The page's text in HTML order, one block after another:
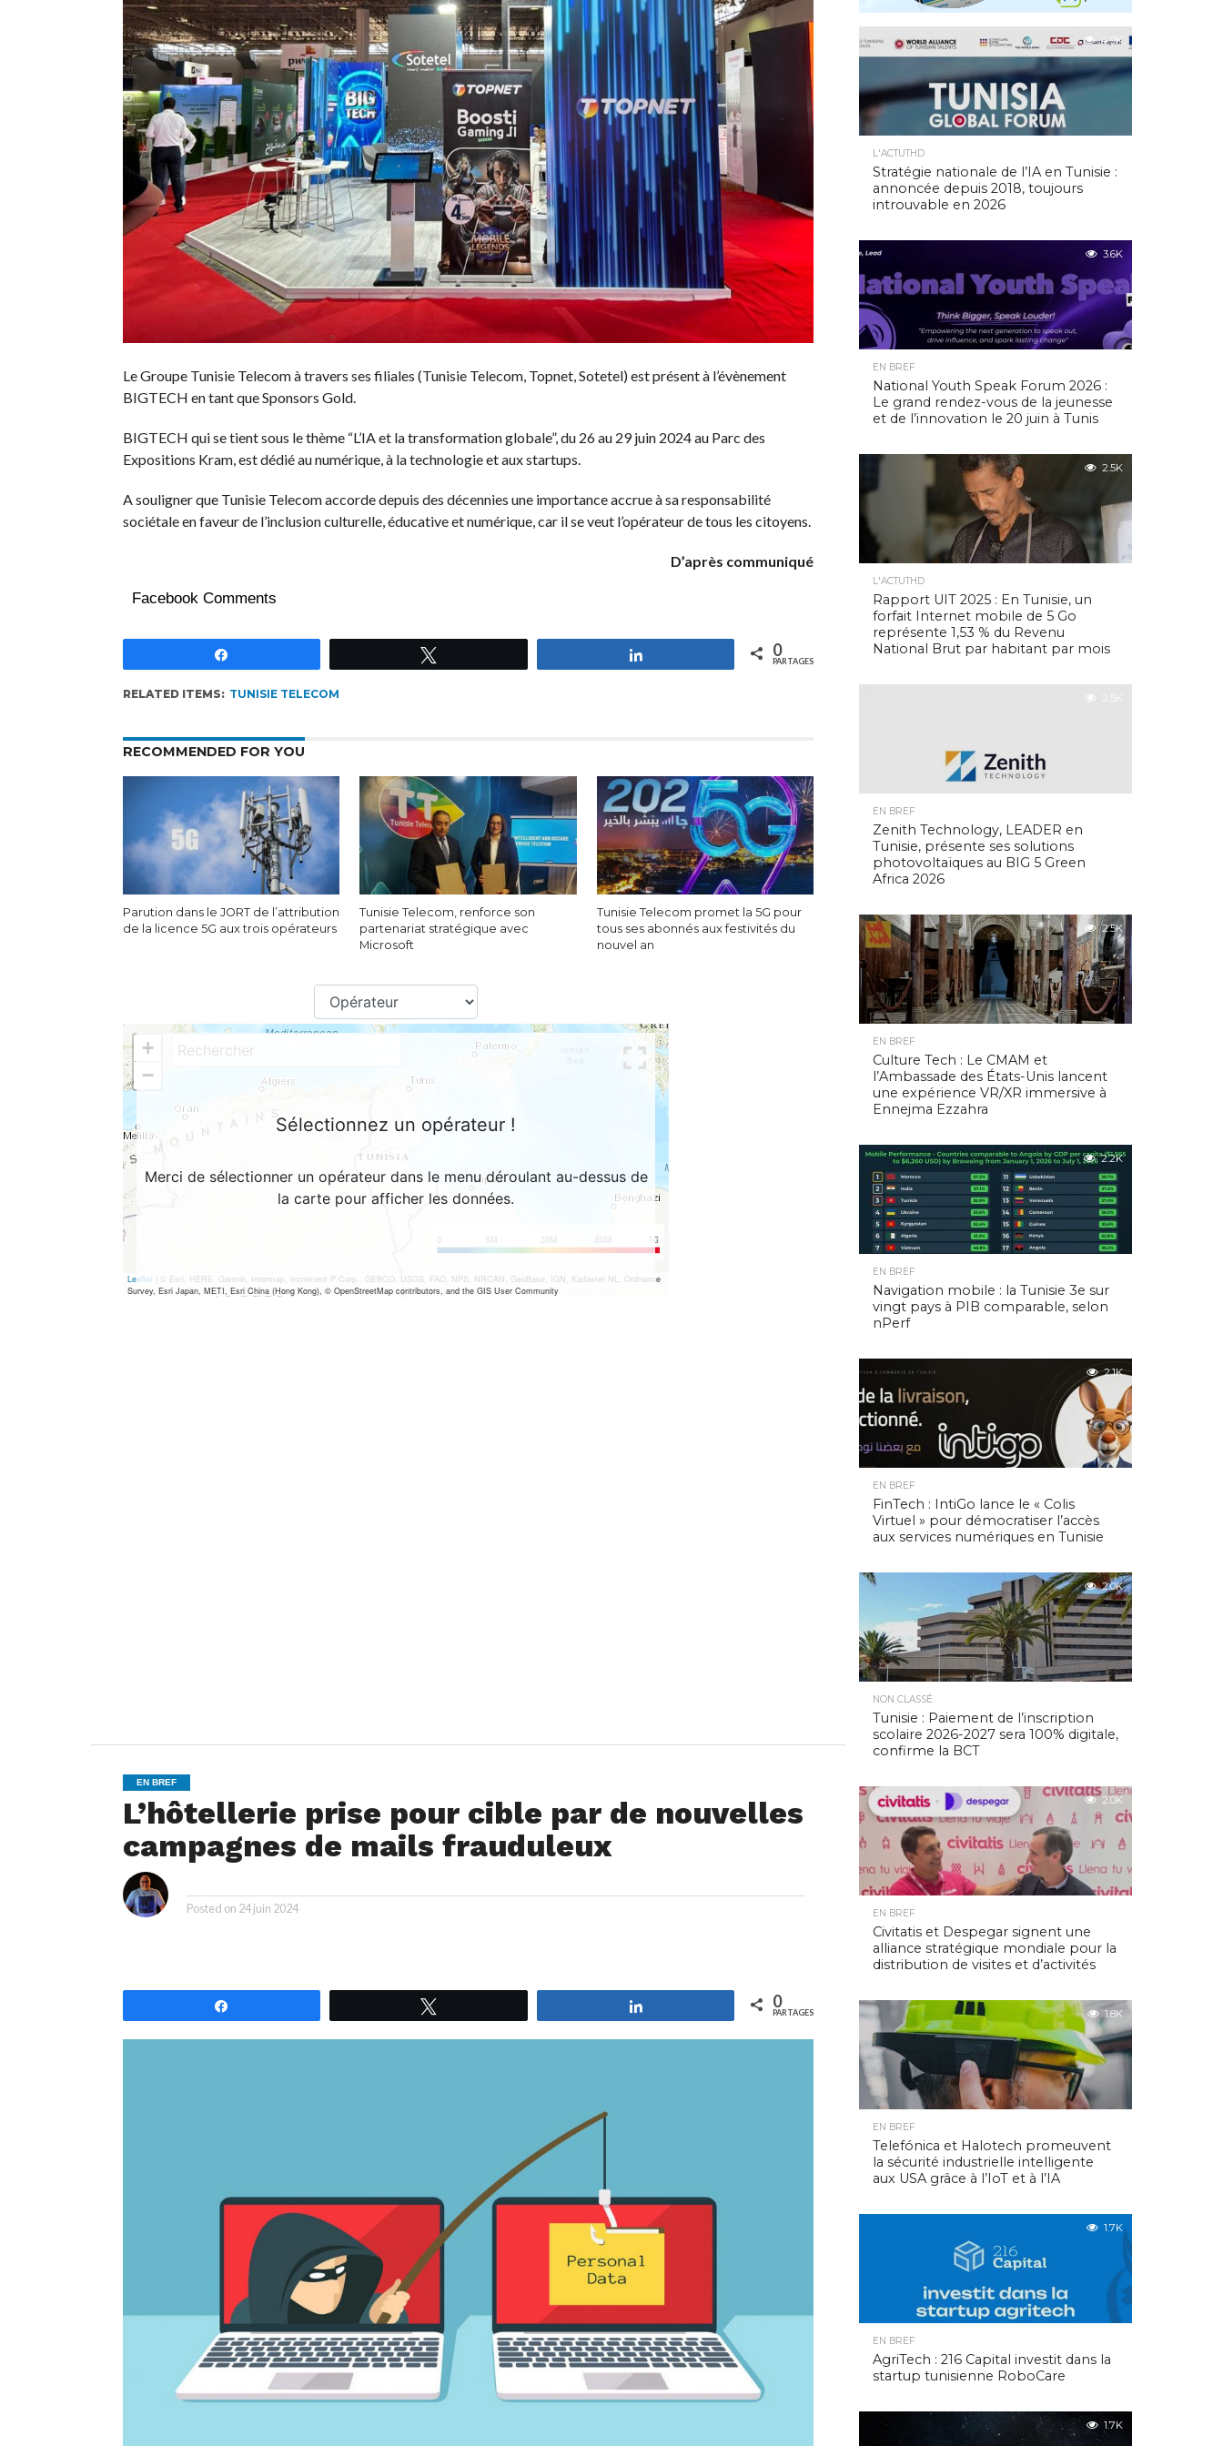
Le Groupe Tunisie Telecom à travers ses filiales (Tunisie Telecom, Topnet, Sotetel) est présent à l’évènement
BIGTECH en tant que Sponsors Gold.
BIGTECH qui se tient sous le thème “L’IA et la transformation globale”, du 26 au 29 juin 2024 au Parc des
Expositions Kram, est dédié au numérique, à la technologie et aux startups.
A souligner que Tunisie Telecom accorde depuis des décennies une importance accrue à sa responsabilité
sociétale en faveur de l’inclusion culturelle, éducative et numérique, car il se veut l’opérateur de tous les citoyens.
D’après communiqué
Facebook Comments
0
PARTAGES
RELATED ITEMS: TUNISIE TELECOM
RECOMMENDED FOR YOU
Parution dans le JORT de l’attribution
de la licence 5G aux trois opérateurs
Tunisie Telecom, renforce son
partenariat stratégique avec
Microsoft
Tunisie Telecom promet la 5G pour
tous ses abonnés aux festivités du
nouvel an
EN BREF
L’hôtellerie prise pour cible par de nouvelles
campagnes de mails frauduleux
Posted on 24 juin 2024
0
PARTAGES
4.9K
L'ACTUTHD
Stratégie nationale de l’IA en Tunisie :
annoncée depuis 2018, toujours
introuvable en 2026
3.6K
EN BREF
National Youth Speak Forum 2026 :
Le grand rendez-vous de la jeunesse
et de l’innovation le 20 juin à Tunis
2.5K
L'ACTUTHD
Rapport UIT 2025 : En Tunisie, un
forfait Internet mobile de 5 Go
représente 1,53 % du Revenu
National Brut par habitant par mois
2.5K
EN BREF
Zenith Technology, LEADER en
Tunisie, présente ses solutions
photovoltaïques au BIG 5 Green
Africa 2026
2.5K
EN BREF
Culture Tech : Le CMAM et
l’Ambassade des États-Unis lancent
une expérience VR/XR immersive à
Ennejma Ezzahra
2.2K
EN BREF
Navigation mobile : la Tunisie 3e sur
vingt pays à PIB comparable, selon
nPerf
2.1K
EN BREF
FinTech : IntiGo lance le « Colis
Virtuel » pour démocratiser l’accès
aux services numériques en Tunisie
2.0K
NON CLASSÉ
Tunisie : Paiement de l’inscription
scolaire 2026-2027 sera 100% digitale,
confirme la BCT
2.0K
EN BREF
Civitatis et Despegar signent une
alliance stratégique mondiale pour la
distribution de visites et d’activités
1.8K
EN BREF
Telefónica et Halotech promeuvent
la sécurité industrielle intelligente
aux USA grâce à l’IoT et à l’IA
1.7K
EN BREF
AgriTech : 216 Capital investit dans la
startup tunisienne RoboCare
1.7K